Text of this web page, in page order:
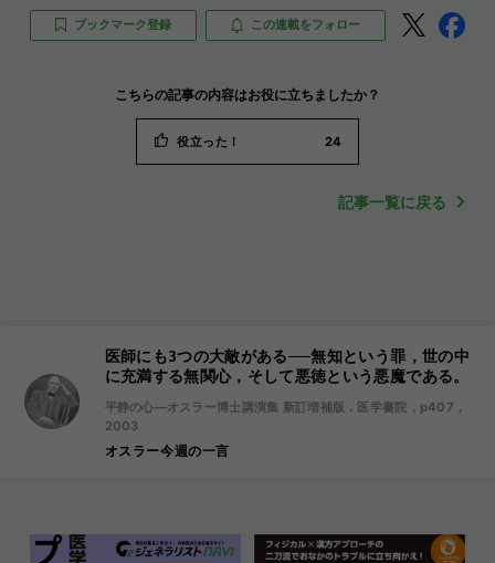
ブックマーク登録 この連載をフォロー
こちらの記事の内容はお役に立ちましたか？
役立った！ 24
記事一覧に戻る
医師にも3つの大敵がある──無知という罪，世の中
に充満する無関心，そして悪徳という悪魔である。
平静の心―オスラー博士講演集 新訂増補版．医学書院，p407，
2003
オスラー今週の一言